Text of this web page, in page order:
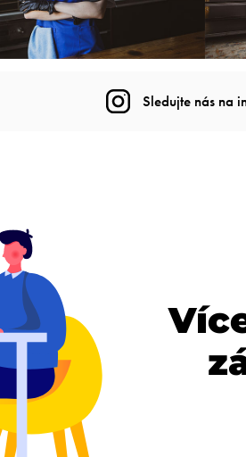
Sledujte nás na